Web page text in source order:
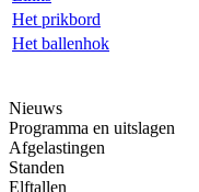
Het prikbord
Het ballenhok
Nieuws
Programma en uitslagen
Afgelastingen
Standen
Elftallen